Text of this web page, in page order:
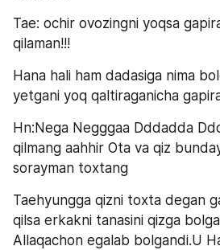
Tae: ochir ovozingni yoqsa
qilaman!!!
Hana hali ham dadasiga nima
yetgani yoq qaltiraganicha
Hn:Nega Negggaa Dddadda
qilmang aahhir Ota va qiz
sorayman toxtang
Taehyungga qizni toxta degan
qilsa erkakni tanasini qizga
Allaqachon egalab bolgandi.U